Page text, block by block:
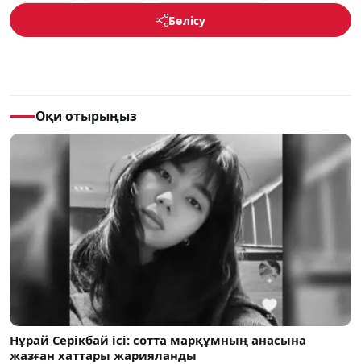
Бөлісу
Оқи отырыңыз
Нұрай Серікбай ісі: сотта марқұмның анасына
жазған хаттары жарияланды